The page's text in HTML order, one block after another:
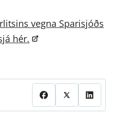
vegna Sparisjóðs
hér.